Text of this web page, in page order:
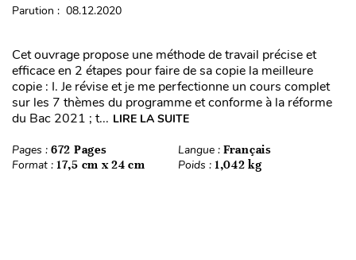
Parution : 08.12.2020
Cet ouvrage propose une méthode de travail précise et
efficace en 2 étapes pour faire de sa copie la meilleure
copie : I. Je révise et je me perfectionne un cours complet
sur les 7 thèmes du programme et conforme à la réforme
du Bac 2021 ; t... LIRE LA SUITE
Pages : 672 Pages Langue : Français
Format : 17,5 cm x 24 cm Poids : 1,042 kg